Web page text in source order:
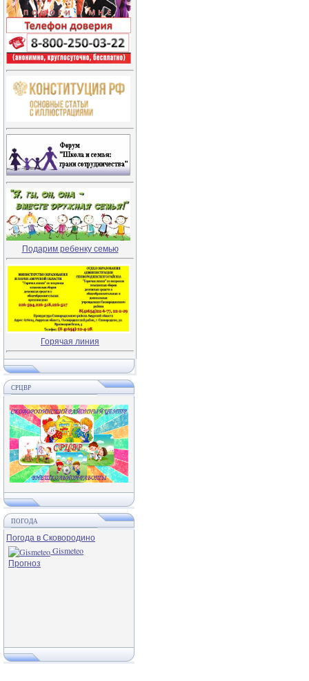
Подарим ребенку семью
Горячая линия
СРЦВР
ПОГОДА
Погода в Сковородино
Gismeteo
Прогноз